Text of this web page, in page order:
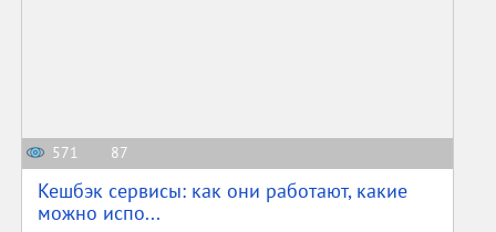
571 87
Кешбэк сервисы: как они работают, какие
можно испо...